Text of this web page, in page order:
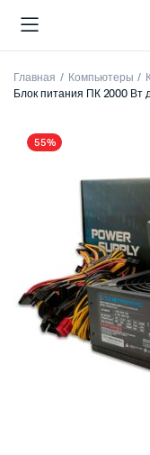
Главная Компьютеры
Блок питания ПК 2000 Вт
55%